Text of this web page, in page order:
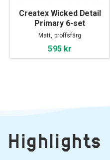
Createx Wicked Detail
Primary 6-set
Matt, proffsfärg
595 kr
Highlights